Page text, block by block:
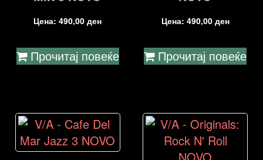
Цена:490,00ден
Прочитај повеќе
Цена: 490,00 ден
Прочитај повеќе